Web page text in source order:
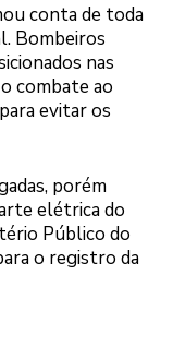
conta de toda
Bombeiros
nas
combate ao
evitar os
porém
elétrica do
Público do
o registro da